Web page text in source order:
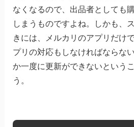
なくなるので、出品者としても
しまうものですよね。しかも、
きには、メルカリのアプリだけ
プリの対応もしなければならな
か一度に更新ができないという
う。